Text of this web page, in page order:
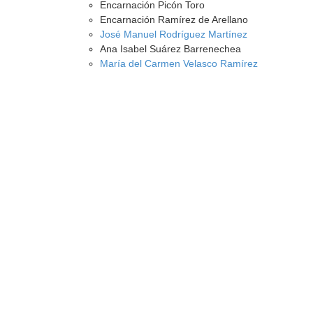
Encarnación Picón Toro
Encarnación Ramírez de Arellano
José Manuel Rodríguez Martínez
Ana Isabel Suárez Barrenechea
María del Carmen Velasco Ramírez